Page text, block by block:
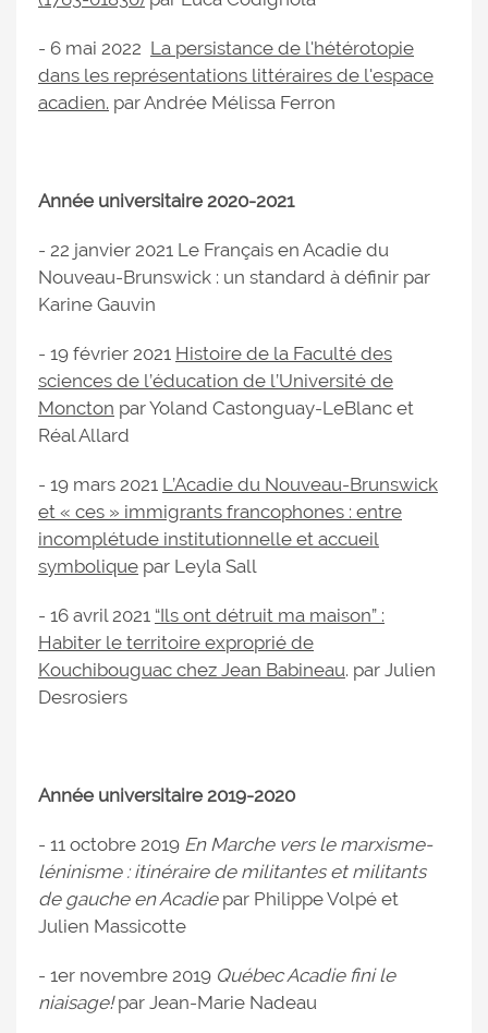
- 6 mai 2022 La persistance de l'hétérotopie
dans les représentations littéraires de l'espace
acadien. par Andrée Mélissa Ferron
Année universitaire 2020-2021
- 22 janvier 2021 Le Français en Acadie du
Nouveau-Brunswick : un standard à définir par
Karine Gauvin
- 19 février 2021 Histoire de la Faculté des
sciences de l’éducation de l’Université de
Moncton par Yoland Castonguay-LeBlanc et
Réal Allard
- 19 mars 2021 L’Acadie du Nouveau-Brunswick
et « ces » immigrants francophones : entre
incomplétude institutionnelle et accueil
symbolique par Leyla Sall
- 16 avril 2021 “Ils ont détruit ma maison” :
Habiter le territoire exproprié de
Kouchibouguac chez Jean Babineau. par Julien
Desrosiers
Année universitaire2019-2020
- 11 octobre 2019 En Marche vers le marxisme-
léninisme : itinéraire de militantes et militants
de gauche en Acadiepar Philippe Volpé et
Julien Massicotte
- 1er novembre 2019 Québec Acadie fini le
niaisage!par Jean-Marie Nadeau